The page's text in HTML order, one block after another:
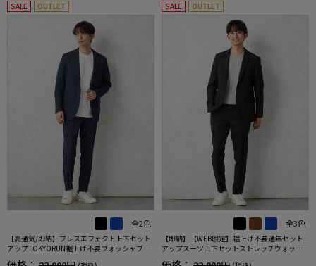
SALE OUTLET
全2色
【高通気/即納】ブレスエフェクト上下セット
アップTOKYORUN裾上げ不要ウォッシャブル
ストレッチブレスエフェクト生地背抜き2ボタ
SALE OUTLET
全3色
【即納】【WEB限定】裾上げ不要通年セット
アップスーツ上下セットストレッチウォッシ
ャブル【TOKYORUN】